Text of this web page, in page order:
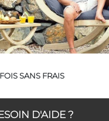
SANS FRAIS
D'AIDE ?